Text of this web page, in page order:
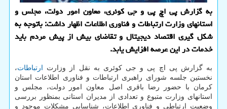
به گزارش پی اچ پی و جی کوئری، معاون امور دولت، مجلس و
استانهای وزارت ارتباطات و فناوری اطلاعات اظهار داشت: باتوجه به
شکل گیری اقتصاد دیجیتال و تقاضای بیش از پیش مردم باید
خدمات در این عرصه افزایش یابد.
به گزارش پی اچ پی و جی کوئری به نقل از وزارت ارتباطات،
نخستین جلسه شورای راهبری ارتباطات و فناوری اطلاعات استان
کرمان با حضور رضا باقری اصل معاون امور دولت، مجلس و
استانهای وزارت متبوع و تعدادی از مدیران استانی بمنظور بررسی
وضعیت ارتباطی و فناوری اطلاعات، شناسایی مشکلات موجود و